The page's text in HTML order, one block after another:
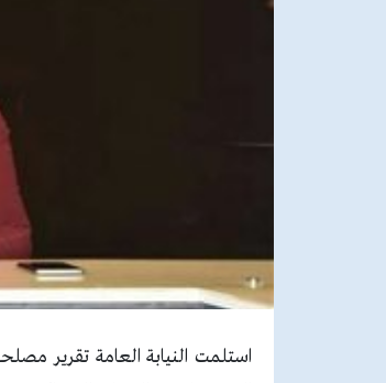
استلمت النيابة العامة تقرير